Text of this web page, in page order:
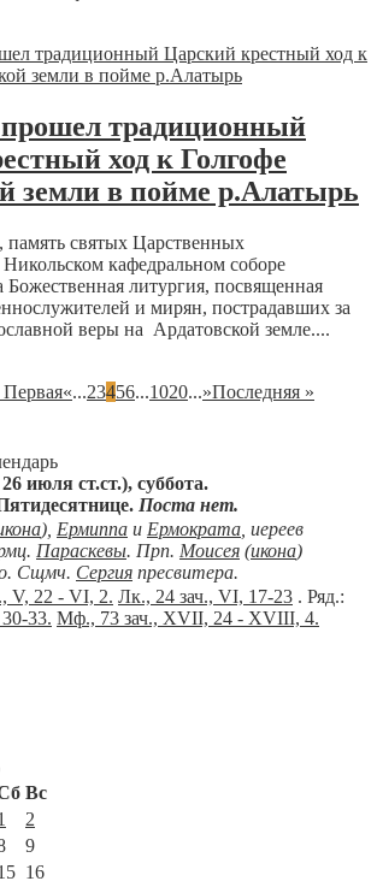
традиционный
ход к Голгофе
земли в пойме р.Алатырь
память святых Царственных
кафедральном соборе
Божественная литургия, посвященная
и мирян, пострадавших за
веры на Ардатовской земле....
Первая«...23456...1020...»Последняя »
июля ст.ст.), суббота.
Поста нет.
), Ермиппа и Ермократа , иереев
Параскевы. Прп. Моисея (икона)
Сщмч. Сергия пресвитера.
V, 22 - VI, 2. Лк., 24 зач., VI, 17-23 . Ряд.:
33. Мф., 73 зач., XVII, 24 - XVIII, 4.
Вс
2
9
16